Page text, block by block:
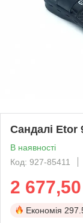
Сандалі Etor
В наявності
Код: 927-85411
2 677,50
Економія